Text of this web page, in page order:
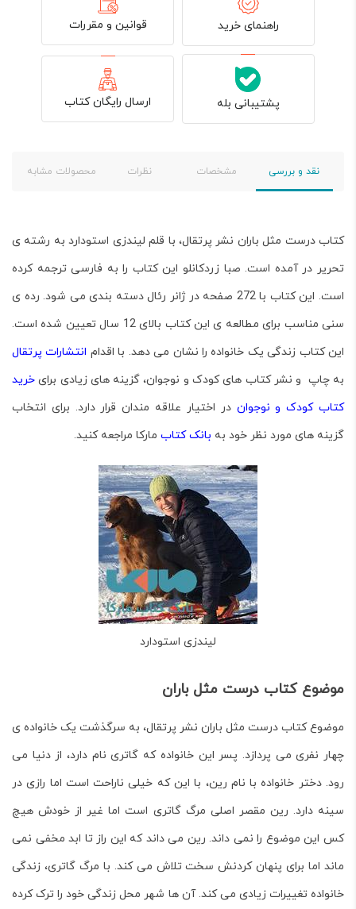
راهنمای خرید قوانین و مقررات
پشتیبانی بله ارسال رایگان کتاب
نقد و بررسی مشخصات نظرات محصولات مشابه
کتاب درست مثل باران نشر پرتقال، با قلم لیندزی استودارد به رشته ی
تحریر در آمده است. صبا زردکانلو این کتاب را به فارسی ترجمه کرده
است. این کتاب با 272 صفحه در ژانر رئال دسته بندی می شود. رده ی
سنی مناسب برای مطالعه ی این کتاب بالای 12 سال تعیین شده است.
این کتاب زندگی یک خانواده را نشان می دهد. با اقدام انتشارات پرتقال
به چاپ و نشر کتاب های کودک و نوجوان، گزینه های زیادی برای خرید
کتاب کودک و نوجوان در اختیار علاقه مندان قرار دارد. برای انتخاب
گزینه های مورد نظر خود به بانک کتاب مارکا مراجعه کنید.
لیندزی استودارد
موضوع کتاب درست مثل باران
موضوعکتاب درست مثل باران نشر پرتقال، به سرگذشت یک خانواده ی
چهار نفری می پردازد. پسر این خانواده که گاتری نام دارد، از دنیا می
رود. دختر خانواده با نام رین، با این که خیلی ناراحت است اما رازی در
سینه دارد. رین مقصر اصلی مرگ گاتری است اما غیر از خودش هیچ
کس این موضوع را نمی داند. رین می داند که این راز تا ابد مخفی نمی
ماند اما برای پنهان کردنش سخت تلاش می کند. با مرگ گاتری، زندگی
خانواده تغییرات زیادی می کند. آن ها شهر محل زندگی خود را ترک کرده